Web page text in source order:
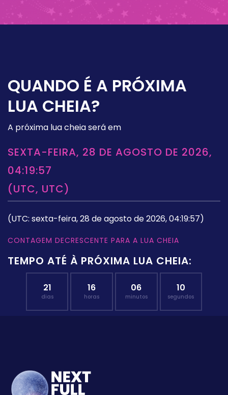
QUANDO É A PRÓXIMA
LUA CHEIA?
A próxima lua cheia será em
SEXTA-FEIRA, 28 DE AGOSTO DE 2026,
04:19:57
(UTC, UTC)
(UTC: sexta-feira, 28 de agosto de 2026, 04:19:57)
CONTAGEM DECRESCENTE PARA A LUA CHEIA
TEMPO ATÉ À PRÓXIMA LUA CHEIA:
21
dias
16
horas
06
minutos
09
segundos